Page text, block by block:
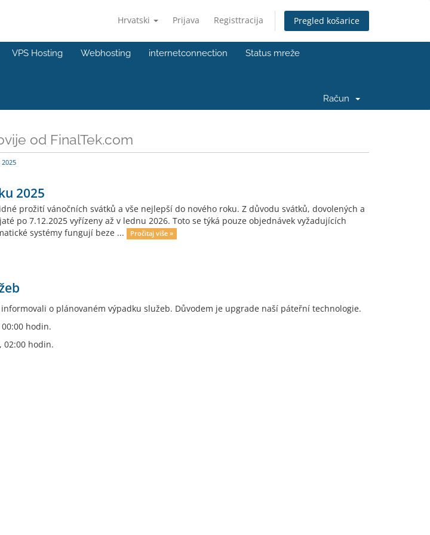
Hrvatski Prijava Registtracija Pregled košarice
VPS Hosting Webhosting internetconnection Status mreže
Račun
od FinalTek.com
2025
prožití vánočních svátků a vše nejlepší do nového roku. Z důvodu svátků, dovolených a
po 7.12.2025 vyřízeny až v lednu 2026. Toto se týká pouze objednávek vyžadujících
systémy fungují beze ...
Pročitaj više »
o plánovaném výpadku služeb. Důvodem je upgrade naší páteřní technologie.
hodin.
02:00 hodin.